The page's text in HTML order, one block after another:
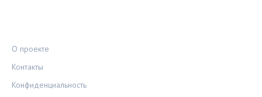
О проекте
Контакты
Конфиденциальность